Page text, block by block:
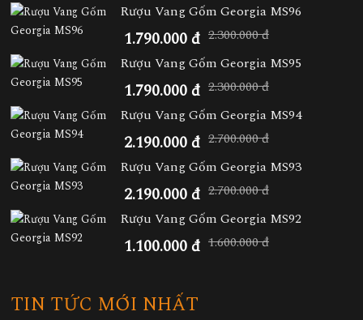
Rượu Vang Gốm Georgia MS96
1.790.000 đ 2.300.000 đ
Rượu Vang Gốm Georgia MS95
1.790.000 đ 2.300.000 đ
Rượu Vang Gốm Georgia MS94
2.190.000 đ 2.700.000 đ
Rượu Vang Gốm Georgia MS93
2.190.000 đ 2.700.000 đ
Rượu Vang Gốm Georgia MS92
1.100.000 đ 1.600.000 đ
TIN TỨC MỚI NHẤT